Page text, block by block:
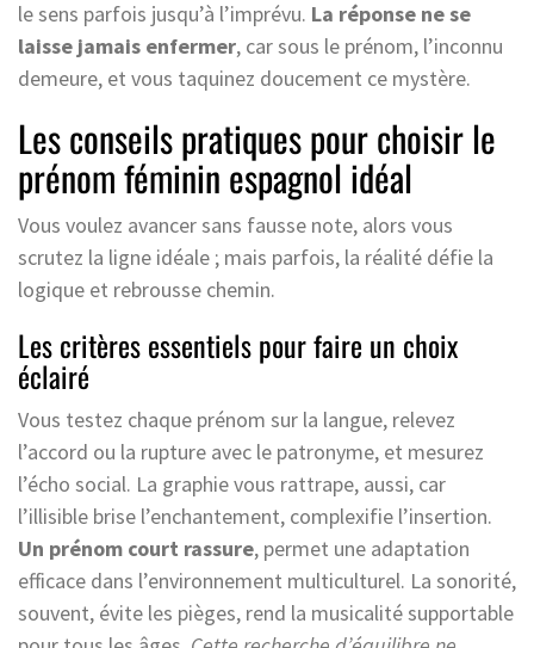
le sens parfois jusqu’à l’imprévu. La réponse ne se
laisse jamais enfermer, car sous le prénom, l’inconnu
demeure, et vous taquinez doucement ce mystère.
Les conseils pratiques pour choisir le
prénom féminin espagnol idéal
Vous voulez avancer sans fausse note, alors vous
scrutez la ligne idéale ; mais parfois, la réalité défie la
logique et rebrousse chemin.
Les critères essentiels pour faire un choix
éclairé
Vous testez chaque prénom sur la langue, relevez
l’accord ou la rupture avec le patronyme, et mesurez
l’écho social. La graphie vous rattrape, aussi, car
l’illisible brise l’enchantement, complexifie l’insertion.
Un prénom court rassure, permet une adaptation
efficace dans l’environnement multiculturel. La sonorité,
souvent, évite les pièges, rend la musicalité supportable